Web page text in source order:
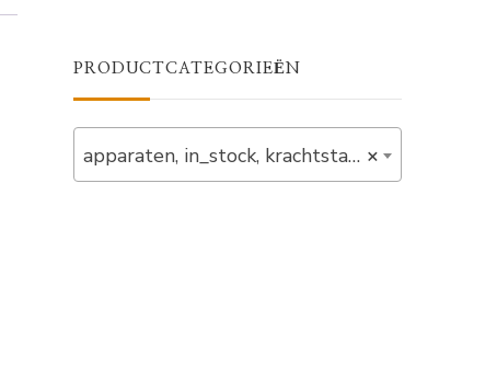
PRODUCTCATEGORIEËN
×
apparaten, in_stock, krachtstations (6)